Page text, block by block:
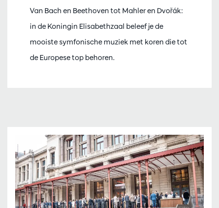
Van Bach en Beethoven tot Mahler en Dvořák:
in de Koningin Elisabethzaal beleef je de
mooiste symfonische muziek met koren die tot
de Europese top behoren.